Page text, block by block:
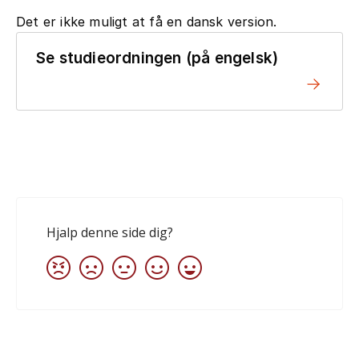
Det er ikke muligt at få en dansk version.
Se studieordningen (på engelsk)